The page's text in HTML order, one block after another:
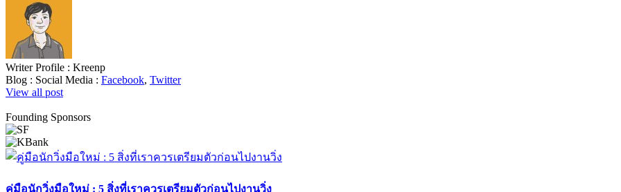
Writer Profile : Kreenp
Blog : Social Media : Facebook, Twitter
View all post
Founding Sponsors
คู่มือนักวิ่งมือใหม่ : 5 สิ่งที่เราควรเตรียมตัวก่อนไปงานวิ่ง